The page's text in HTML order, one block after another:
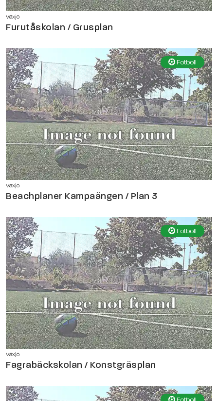
Växjö
Furutåskolan / Grusplan
Fotboll
Växjö
Beachplaner Kampaängen / Plan 3
Fotboll
Växjö
Fagrabäckskolan / Konstgräsplan